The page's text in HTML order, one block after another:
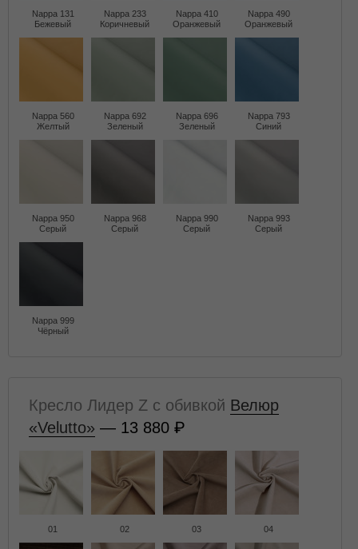
Nappa 131
Бежевый
Nappa 233
Коричневый
Nappa 410
Оранжевый
Nappa 490
Оранжевый
Nappa 560
Желтый
Nappa 692
Зеленый
Nappa 696
Зеленый
Nappa 793
Синий
Nappa 950
Серый
Nappa 968
Серый
Nappa 990
Серый
Nappa 993
Серый
Nappa 999
Чёрный
Кресло Лидер Z с обивкой Велюр
«Velutto» — 13 880
01 02 03 04